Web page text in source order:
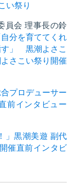
い祭り
員会 理事長の鈴
自分を育ててくれ
す」 黒潮よさこ
さこい祭り開催
プロデューサー
前インタビュー
」黒潮美遊 副代
催直前インタビ